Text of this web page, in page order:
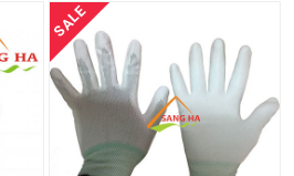
SALE